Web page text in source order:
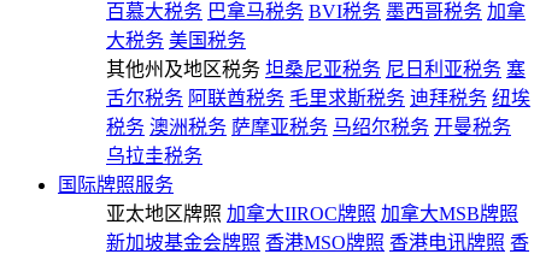
百慕大税务 巴拿马税务 BVI税务 墨西哥税务 加拿
大税务 美国税务
其他州及地区税务 坦桑尼亚税务 尼日利亚税务 塞
舌尔税务 阿联酋税务 毛里求斯税务 迪拜税务 纽埃
税务 澳洲税务 萨摩亚税务 马绍尔税务 开曼税务
乌拉圭税务
国际牌照服务
亚太地区牌照 加拿大IIROC牌照 加拿大MSB牌照
新加坡基金会牌照 香港MSO牌照 香港电讯牌照 香